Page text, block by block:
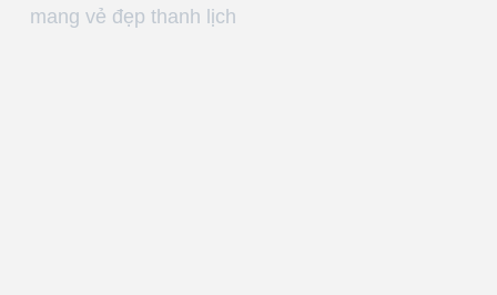
mang vẻ đẹp thanh lịch